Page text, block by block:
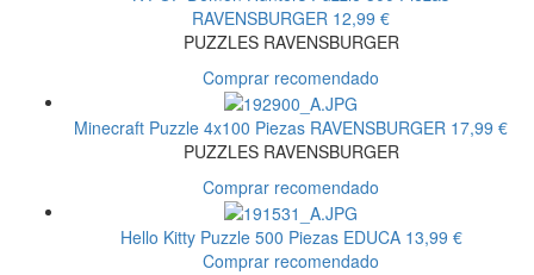
RAVENSBURGER 12,99 €
PUZZLES RAVENSBURGER
Comprar recomendado
Minecraft Puzzle 4x100 Piezas RAVENSBURGER 17,99 €
PUZZLES RAVENSBURGER
Comprar recomendado
Hello Kitty Puzzle 500 Piezas EDUCA 13,99 €
Comprar recomendado